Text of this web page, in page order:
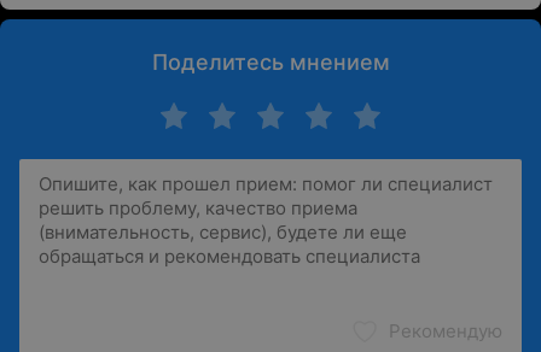
Поделитесь мнением
Рекомендую